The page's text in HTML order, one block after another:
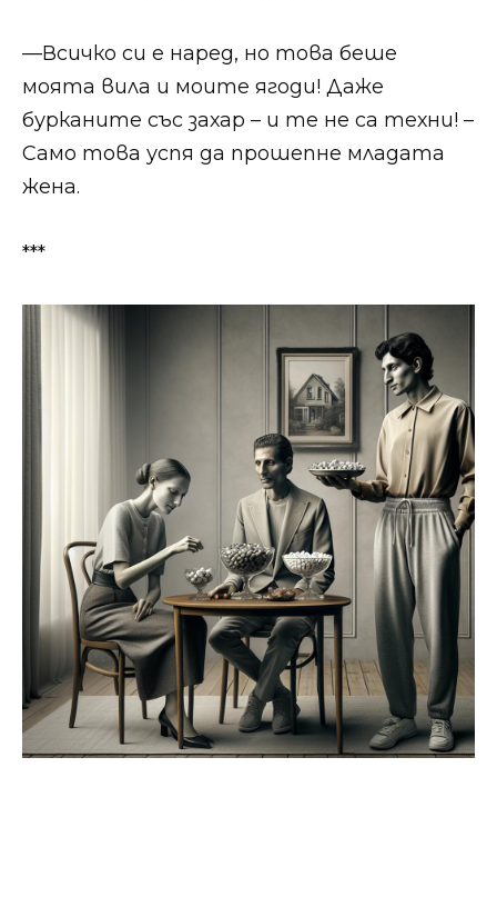
​​—Всичко си е наред, но това беше
моята вила и моите ягоди! Даже
бурканите със захар – и те не са техни! –
Само това успя да прошепне младата
жена.​​​
​​***​​